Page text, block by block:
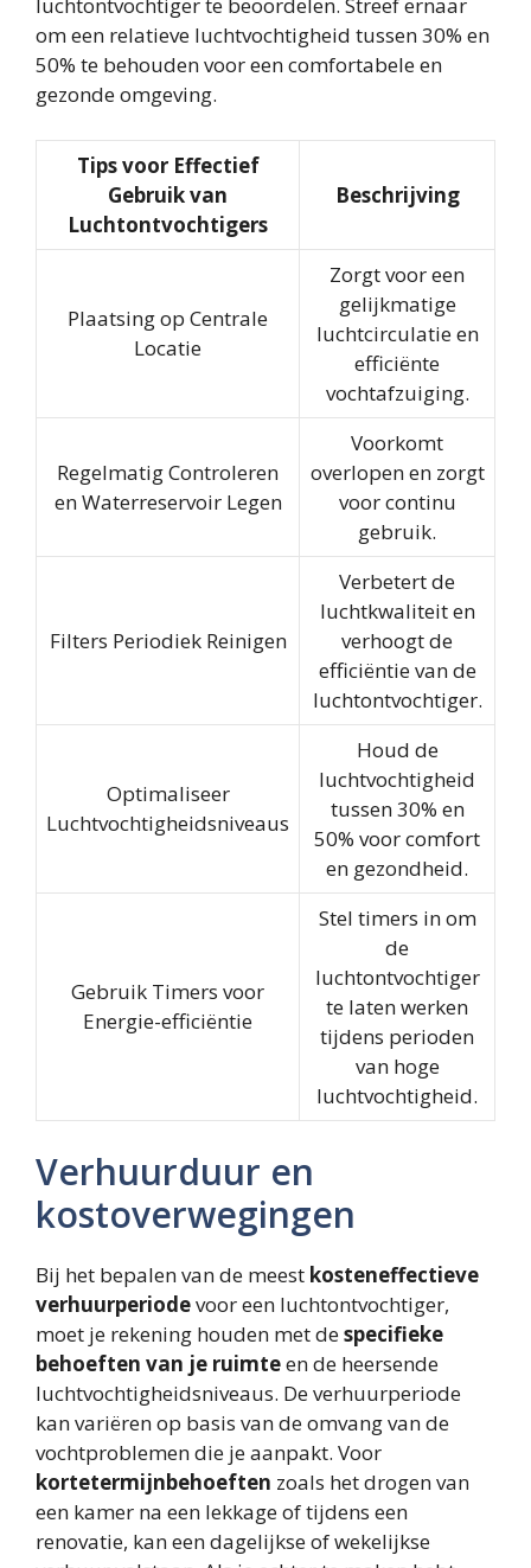
om een relatieve luchtvochtigheid tussen 30% en
50% te behouden voor een comfortabele en
gezonde omgeving.
Tips voor Effectief
Gebruik van
Luchtontvochtigers
Beschrijving
Plaatsing op Centrale
Locatie
Zorgt voor een
gelijkmatige
luchtcirculatie en
efficiënte
vochtafzuiging.
Regelmatig Controleren
en Waterreservoir Legen
Voorkomt
overlopen en zorgt
voor continu
gebruik.
Filters Periodiek Reinigen
Verbetert de
luchtkwaliteit en
verhoogt de
efficiëntie van de
luchtontvochtiger.
Optimaliseer
Luchtvochtigheidsniveaus
Houd de
luchtvochtigheid
tussen 30% en
50% voor comfort
en gezondheid.
Gebruik Timers voor
Energie-efficiëntie
Stel timers in om
de
luchtontvochtiger
te laten werken
tijdens perioden
van hoge
luchtvochtigheid.
Verhuurduur en
kostoverwegingen
Bij het bepalen van de meest kosteneffectieve
verhuurperiodevoor een luchtontvochtiger,
moet je rekening houden met despecifieke
behoeften van je ruimteen de heersende
luchtvochtigheidsniveaus. De verhuurperiode
kan variëren op basis van de omvang van de
vochtproblemen die je aanpakt. Voor
kortetermijnbehoeften zoals het drogen van
een kamer na een lekkage of tijdens een
renovatie, kan een dagelijkse of wekelijkse